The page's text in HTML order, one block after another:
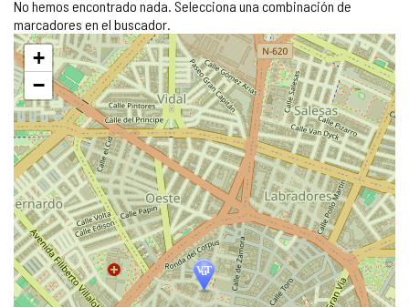
No hemos encontrado nada. Selecciona una combinación de
marcadores en el buscador.
Saltar
mapa
+
−